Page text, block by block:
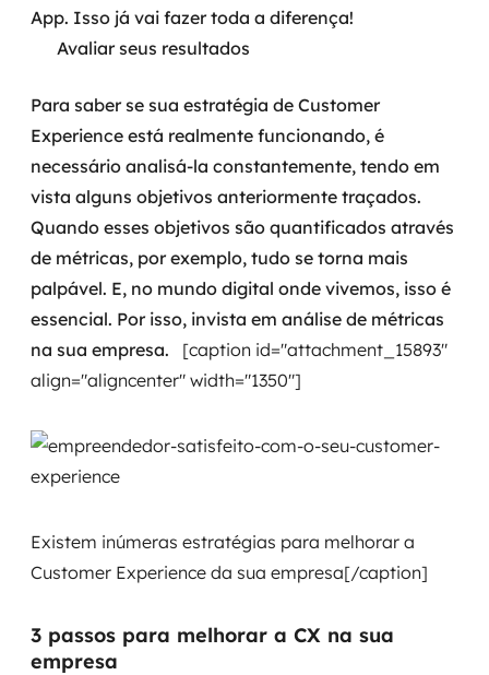
App. Isso já vai fazer toda a diferença!
Avaliar seus resultados
Para saber se sua estratégia de Customer
Experience está realmente funcionando, é
necessário analisá-la constantemente, tendo em
vista alguns objetivos anteriormente traçados.
Quando esses objetivos são quantificados através
de métricas, por exemplo, tudo se torna mais
palpável. E, no mundo digital onde vivemos, isso é
essencial. Por isso, invista em análise de métricas
na sua empresa. [caption id="attachment_15893"
align="aligncenter" width="1350"]
Existem inúmeras estratégias para melhorar a
Customer Experience da sua empresa[/caption]
3 passos para melhorar a CX na sua
empresa